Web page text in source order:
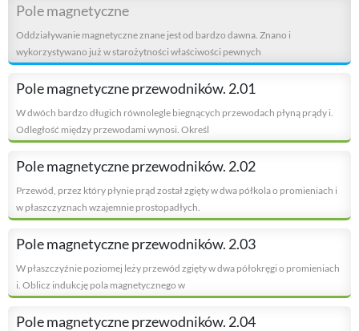
Pole magnetyczne
Oddziaływanie magnetyczne znane jest od bardzo dawna. Znano i
wykorzystywano już w starożytności właściwości pewnych
Pole magnetyczne przewodników. 2.01
W dwóch bardzo długich równolegle biegnących przewodach płyną prądy i.
Odległość między przewodami wynosi. Określ
Pole magnetyczne przewodników. 2.02
Przewód, przez który płynie prąd został zgięty w dwa półkola o promieniach i
w płaszczyznach wzajemnie prostopadłych.
Pole magnetyczne przewodników. 2.03
W płaszczyźnie poziomej leży przewód zgięty w dwa półokręgi o promieniach
i. Oblicz indukcję pola magnetycznego w
Pole magnetyczne przewodników. 2.04